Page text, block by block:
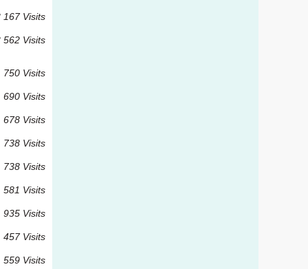
167 Visits
562 Visits
750 Visits
690 Visits
678 Visits
738 Visits
738 Visits
581 Visits
935 Visits
457 Visits
559 Visits